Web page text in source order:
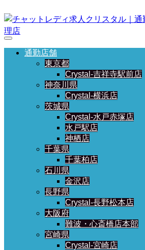
通勤店舗
東京都
Crystal-吉祥寺駅前店
神奈川県
Crystal-横浜店
茨城県
Crystal-水戸赤塚店
水戸駅店
神栖店
千葉県
千葉柏店
石川県
金沢店
長野県
Crystal-長野松本店
大阪府
難波・心斎橋店本部
宮崎県
Crystal-宮崎店